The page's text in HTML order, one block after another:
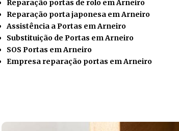
Reparação portas de rolo em Arneiro
Reparação porta japonesa em Arneiro
Assistência a Portas em Arneiro
Substituição de Portas em Arneiro
SOS Portas em Arneiro
Empresa reparação portas em Arneiro